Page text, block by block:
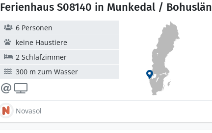
Ferienhaus S08140 in Munkedal / Bohuslän
6 Personen
keine Haustiere
2 Schlafzimmer
300 m zum Wasser
Novasol